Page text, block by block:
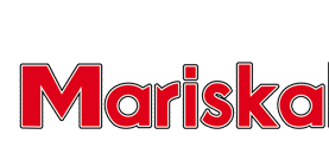
contenido